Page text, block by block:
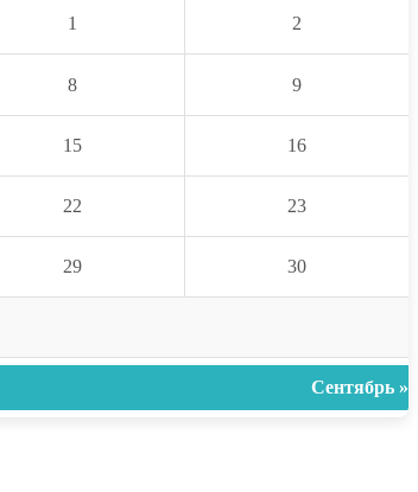
1 2
8 9
15 16
22 23
29 30
Сентябрь »